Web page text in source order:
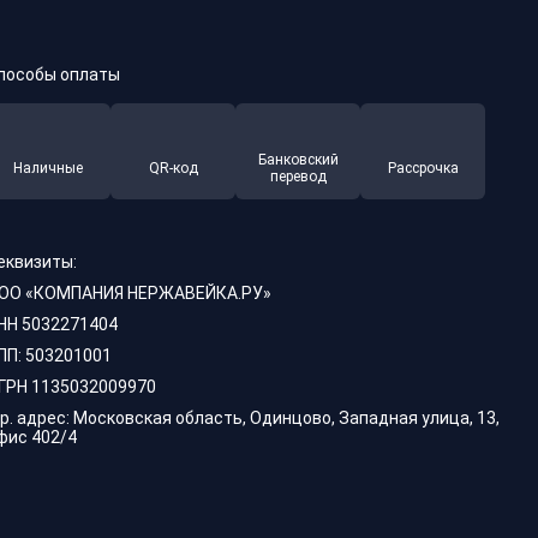
оплаты
Наличные QR-код
Банковский
перевод
Рассрочка
«КОМПАНИЯ НЕРЖАВЕЙКА.РУ»
5032271404
503201001
1135032009970
адрес: Московская область, Одинцово, Западная улица, 13,
402/4